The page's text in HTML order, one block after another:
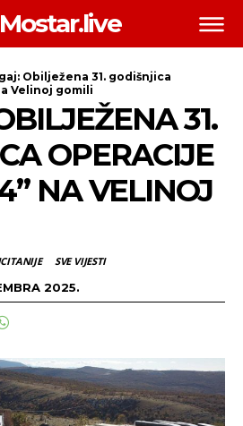
Mostar.live
Obilježena 31. godišnjica
Velinoj gomili
31.
OPERACIJE
NA VELINOJ
SVE VIJESTI
2025.